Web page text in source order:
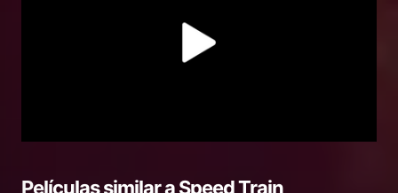
Películas similar aSpeed Train